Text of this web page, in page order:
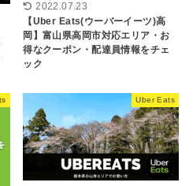
2022.07.23
【Uber Eats(ウーバーイーツ)高
岡】富山県高岡市対応エリア・お
得なクーポン・配達員情報をチェ
ック
Uber Eats